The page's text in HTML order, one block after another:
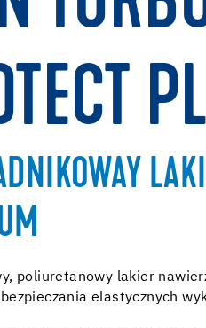
poliuretanowy lakier
elastycznych